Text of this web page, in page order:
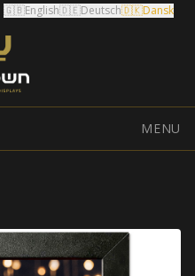
🇬🇧English🇩🇪Deutsch🇩🇰Dansk
MENU